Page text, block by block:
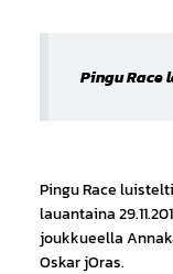
Pingu Race
Pingu Race
lauantaina
joukkueella
Oskar jOras.